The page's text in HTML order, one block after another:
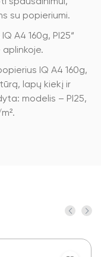
spausdinimui,
su popieriumi.
A4 160g, PI25“
IQ A4 160g,
lapų kiekį ir
modelis – PI25,